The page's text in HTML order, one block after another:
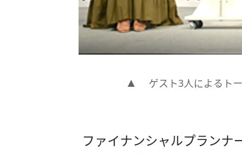
ゲスト3人によるト
ファイナンシャルプランナ